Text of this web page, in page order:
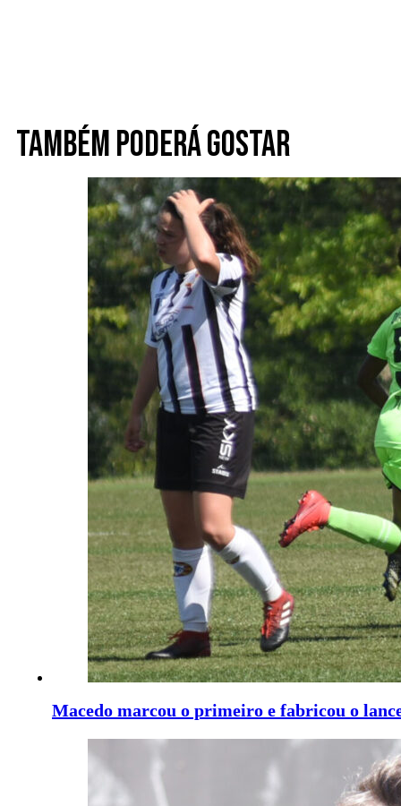
Também poderá gostar
Macedo marcou o primeiro e fabricou o